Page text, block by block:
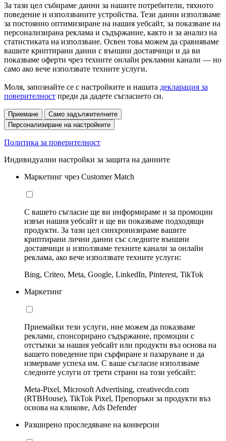
За тази цел събираме данни за нашите потребители, тяхното
поведение и използваните устройства. Тези данни използваме
за постоянно оптимизиране на нашия уебсайт, за показване на
персонализирана реклама и съдържание, както и за анализ на
статистиката на използване. Освен това можем да сравняваме
вашите криптирани данни с външни доставчици и да ви
показваме оферти чрез техните онлайн рекламни канали — но
само ако вече използвате техните услуги.
Моля, запознайте се с настройките и нашата декларация за
поверителност преди да дадете съгласието си.
Приемане
Само задължителните
Персонализиране на настройките
Политика за поверителност
Индивидуални настройки за защита на данните
Маркетинг чрез Customer Match
С вашето съгласие ще ви информираме и за промоции
извън нашия уебсайт и ще ви показваме подходящи
продукти. За тази цел синхронизираме вашите
криптирани лични данни със следните външни
доставчици и използваме техните канали за онлайн
реклама, ако вече използвате техните услуги:
Bing, Criteo, Meta, Google, LinkedIn, Pinterest, TikTok
Маркетинг
Приемайки тези услуги, ние можем да показваме
реклами, спонсорирано съдържание, промоции с
отстъпки за нашия уебсайт или продукти въз основа на
вашето поведение при сърфиране и пазаруване и да
измерваме успеха им. С ваше съгласие използваме
следните услуги от трети страни на този уебсайт:
Meta-Pixel, Microsoft Advertising, creativecdn.com
(RTBHouse), TikTok Pixel, Препоръки за продукти въз
основа на кликове, Ads Defender
Разширено проследяване на конверсии